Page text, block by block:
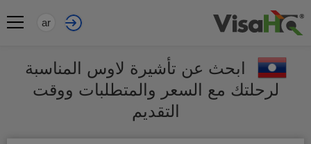
ar
ابحث عن تأشيرة لاوس المناسبة
لرحلتك مع السعر والمتطلبات ووقت
التقديم